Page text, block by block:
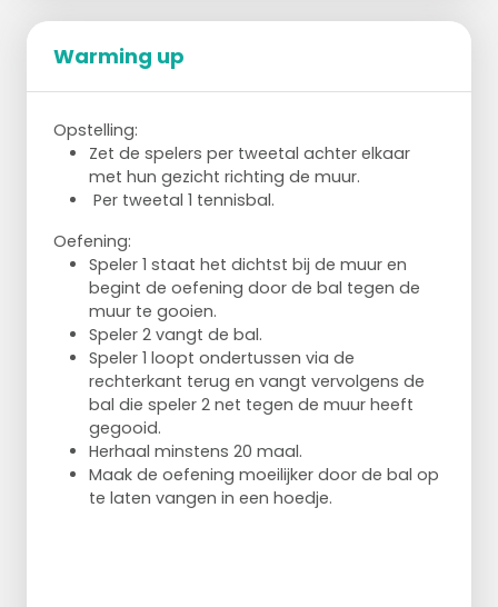
hindernissen als een speedladder neerleggen of
Warming up
Opstelling:
Zet de spelers per tweetal achter elkaar
met hun gezicht richting de muur.
Per tweetal 1 tennisbal.
Oefening:
Speler 1 staat het dichtst bij de muur en
begint de oefening door de bal tegen de
muur te gooien.
Speler 2 vangt de bal.
Speler 1 loopt ondertussen via de
rechterkant terug en vangt vervolgens de
bal die speler 2 net tegen de muur heeft
gegooid.
Herhaal minstens 20 maal.
Maak de oefening moeilijker door de bal op
te laten vangen in een hoedje.